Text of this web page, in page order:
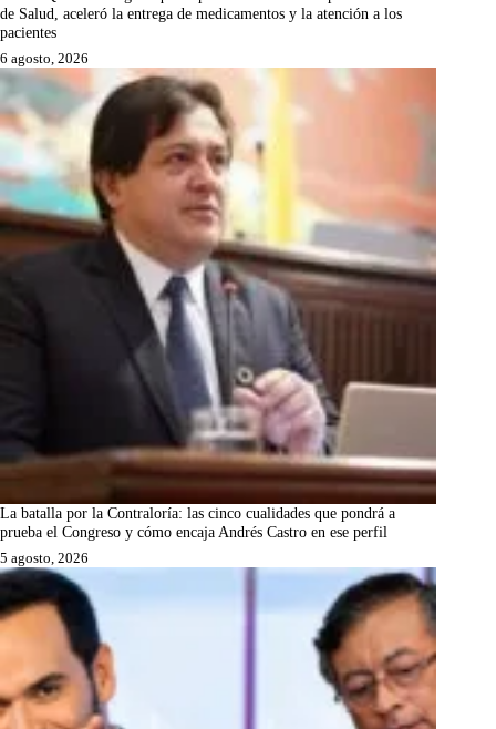
de Salud, aceleró la entrega de medicamentos y la atención a los
pacientes
6 agosto, 2026
La batalla por la Contraloría: las cinco cualidades que pondrá a
prueba el Congreso y cómo encaja Andrés Castro en ese perfil
5 agosto, 2026